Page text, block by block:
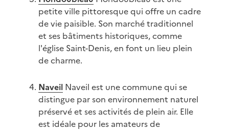
petite ville pittoresque qui offre un cadre
de vie paisible. Son marché traditionnel
et ses bâtiments historiques, comme
l'église Saint-Denis, en font un lieu plein
de charme.
NaveilNaveil est une commune qui se
distingue par son environnement naturel
préservé et ses activités de plein air. Elle
est idéale pour les amateurs de